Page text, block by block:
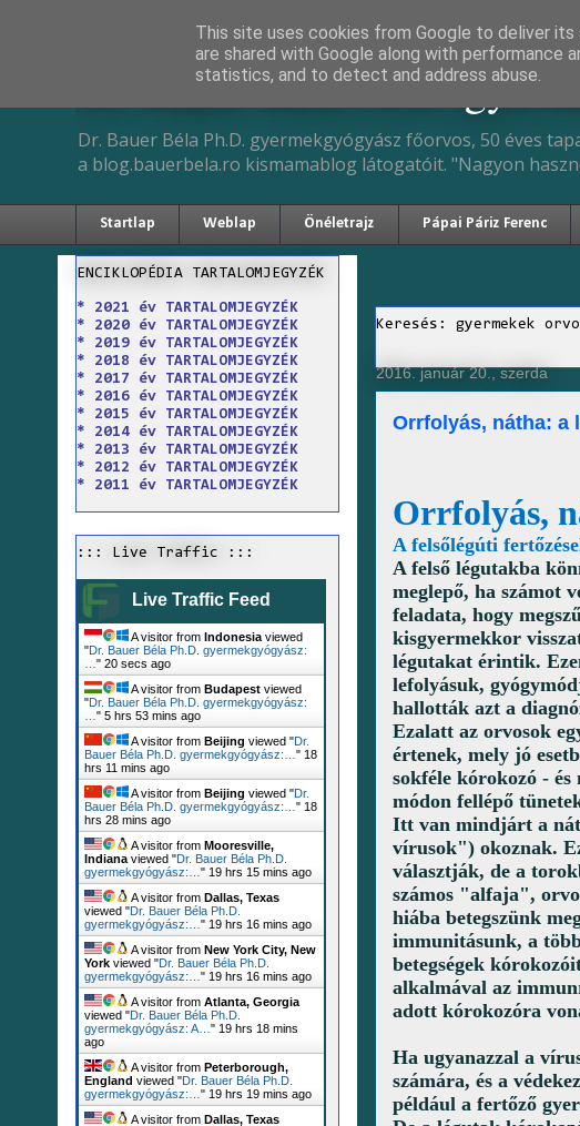
Dr. Bauer Béla Ph.D.
Dr. Bauer Béla Ph.D. gyermekgyógyász főorvos, 50 éves
a blog.bauerbela.ro kismamablog látogatóit. "Nagyon
Startlap Weblap Önéletrajz Pápai Páriz Ferenc
Keresés: gyermekek
2016. január 20., szerda
Orrfolyás, nátha: a
Orrfolyás,
A felsőlégúti
A felső légutakba
meglepő, ha számot
feladata, hogy
kisgyermekkor
légutakat érintik.
lefolyásuk,
hallották azt a
Ezalatt az orvosok
értenek, mely jó
sokféle kórokozó - és
módon fellépő
Itt van mindjárt a
vírusok") okoznak.
választják, de a
számos "alfaja",
hiába betegszünk
immunitásunk, a
betegségek
alkalmával az
adott kórokozóra
Ha ugyanazzal a
számára, és a
például a fertőző
ENCIKLOPÉDIA TARTALOMJEGYZÉK
* 2021 év TARTALOMJEGYZÉK
* 2020 év TARTALOMJEGYZÉK
* 2019 év TARTALOMJEGYZÉK
* 2018 év TARTALOMJEGYZÉK
* 2017 év TARTALOMJEGYZÉK
* 2016 év TARTALOMJEGYZÉK
* 2015 év TARTALOMJEGYZÉK
* 2014 év TARTALOMJEGYZÉK
* 2013 év TARTALOMJEGYZÉK
* 2012 év TARTALOMJEGYZÉK
* 2011 év TARTALOMJEGYZÉK
::: Live Traffic :::
Live Traffic Feed
A visitor from Indonesia viewed
"Dr. Bauer Béla Ph.D. gyermekgyógyász:
" 21 secs ago
A visitor from Budapest viewed
"Dr. Bauer Béla Ph.D. gyermekgyógyász:
" 5 hrs 53 mins ago
A visitor from Beijing viewed "Dr.
Bauer Béla Ph.D. gyermekgyógyász:… " 18
hrs 11 mins ago
A visitor from Beijing viewed "Dr.
Bauer Béla Ph.D. gyermekgyógyász:… " 18
hrs 28 mins ago
A visitor from Mooresville,
Indiana viewed "Dr. Bauer Béla Ph.D.
gyermekgyógyász:… " 19 hrs 15 mins ago
A visitor from Dallas, Texas
viewed "Dr. Bauer Béla Ph.D.
gyermekgyógyász:… " 19 hrs 16 mins ago
A visitor from New York City, New
York viewed "Dr. Bauer Béla Ph.D.
gyermekgyógyász:… " 19 hrs 16 mins ago
A visitor from Atlanta, Georgia
viewed "Dr. Bauer Béla Ph.D.
gyermekgyógyász: A… " 19 hrs 18 mins
ago
A visitor from Peterborough,
England viewed "Dr. Bauer Béla Ph.D.
gyermekgyógyász:… " 19 hrs 19 mins ago
A visitor from Dallas, Texas
This site uses cookies from Google to deliver
are shared with Google along with performance
statistics, and to detect and address abuse.